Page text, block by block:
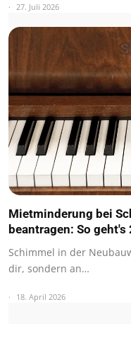
27. Juli 2026
Mietminderung bei
beantragen: So geht's
Schimmel in der
dir, sondern an…
18. April 2026